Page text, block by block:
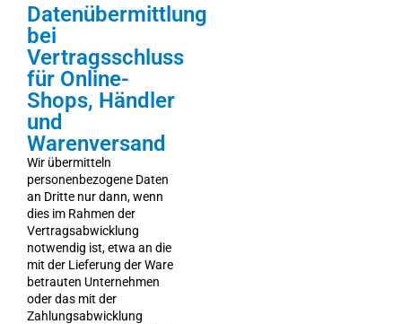
Datenübermittlung
bei
Vertragsschluss
für Online-
Shops, Händler
und
Warenversand
Wir übermitteln
personenbezogene Daten
an Dritte nur dann, wenn
dies im Rahmen der
Vertragsabwicklung
notwendig ist, etwa an die
mit der Lieferung der Ware
betrauten Unternehmen
oder das mit der
Zahlungsabwicklung